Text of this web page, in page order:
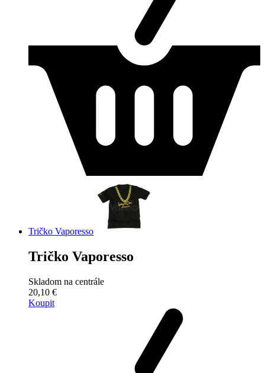
Tričko Vaporesso
Tričko Vaporesso
Skladom na centrále
20,10 €
Koupit